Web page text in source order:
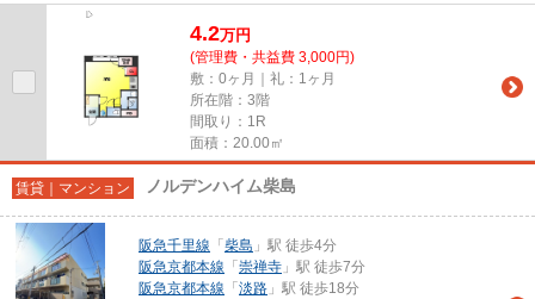
市東淀川区エリアにある賃貸情...
4.2万円
(管理費・共益費 3,000円)
敷：0ヶ月｜礼：1ヶ月
所在階：3階
間取り：1R
面積：20.00㎡
賃貸｜マンション ノルデンハイム柴島
阪急千里線 「 柴島 」駅 徒歩4分
阪急京都本線 「 崇禅寺 」駅 徒歩7分
阪急京都本線 「 淡路 」駅 徒歩18分